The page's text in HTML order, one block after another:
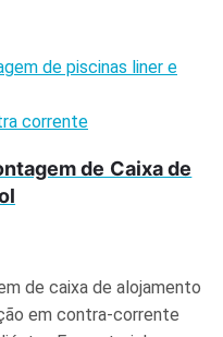
corrente
de Caixa de
de caixa de alojamento
em contra-corrente